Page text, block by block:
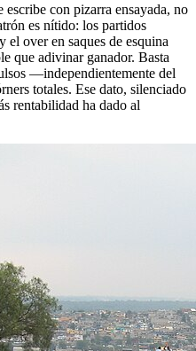
escribe con pizarra ensayada, no
es nítido: los partidos
el over en saques de esquina
que adivinar ganador. Basta
—independientemente del
totales. Ese dato, silenciado
rentabilidad ha dado al